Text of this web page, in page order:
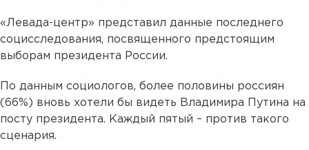
«Левада-центр» представил данные последнего
социсследования, посвященного предстоящим
выборам президента России.
По данным социологов, более половины россиян
(66%) вновь хотели бы видеть Владимира Путина на
посту президента. Каждый пятый – против такого
сценария.